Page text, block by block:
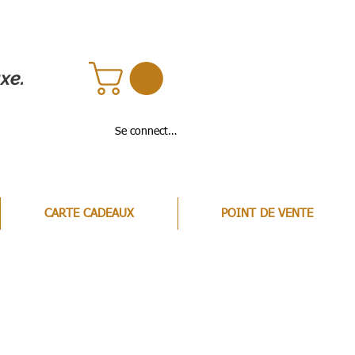
Se connecter
CARTE CADEAUX POINT DE VENTE